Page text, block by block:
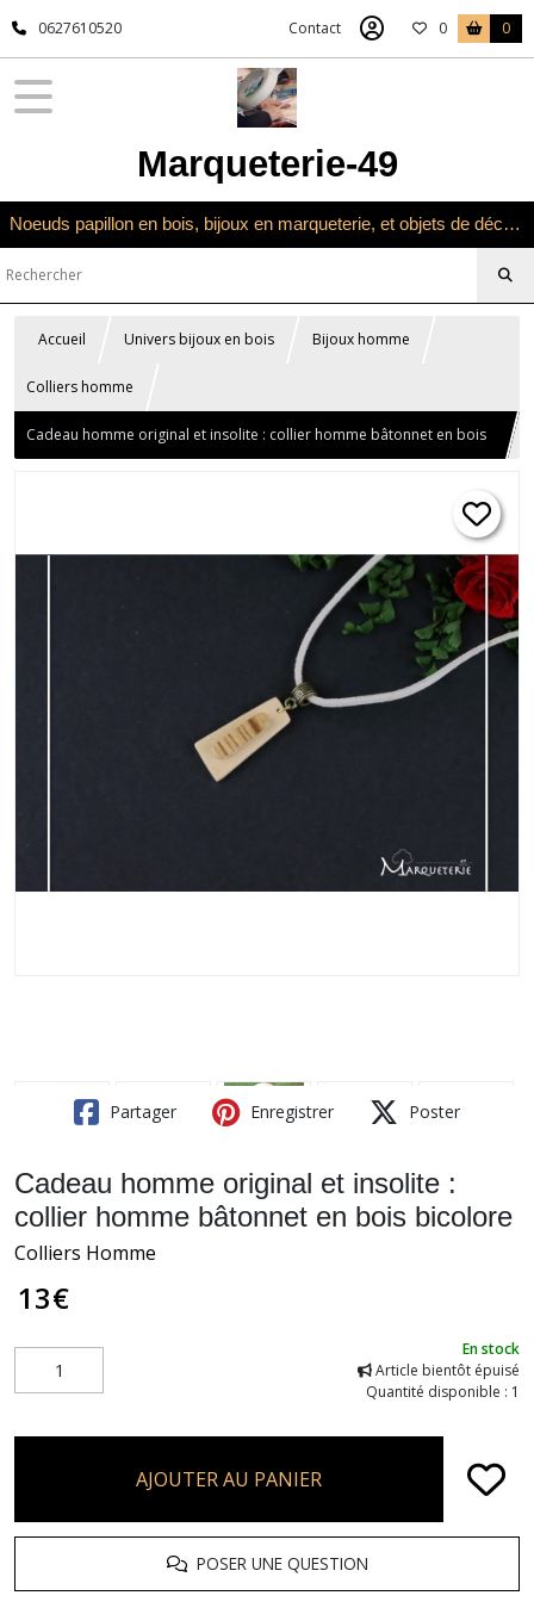
0627610520 Contact 0 0
Marqueterie-49
Noeuds papillon en bois, bijoux en marqueterie, et objets de décoration en marqueterie bois
Accueil Univers bijoux en bois Bijoux homme
Colliers homme
Cadeau homme original et insolite : collier homme bâtonnet en bois
Partager Enregistrer Poster
Cadeau homme original et insolite :
collier homme bâtonnet en bois bicolore
Colliers Homme
13€
En stock
Article bientôt épuisé
Quantité disponible : 1
AJOUTER AU PANIER
POSER UNE QUESTION